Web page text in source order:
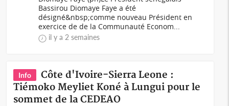
Bassirou Diomaye Faye a été
désigné&nbsp;comme nouveau Président en
exercice de de la Communauté Econom...
il y a 2 semaines
Info
Côte d'Ivoire-Sierra Leone :
Tiémoko Meyliet Koné à Lungui pour le
sommet de la CEDEAO